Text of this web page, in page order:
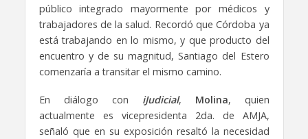
público integrado mayormente por médicos y
trabajadores de la salud. Recordó que Córdoba ya
está trabajando en lo mismo, y que producto del
encuentro y de su magnitud, Santiago del Estero
comenzaría a transitar el mismo camino.
En diálogo con iJudicial, Molina, quien
actualmente es vicepresidenta 2da. de AMJA,
señaló que en su exposición resaltó la necesidad